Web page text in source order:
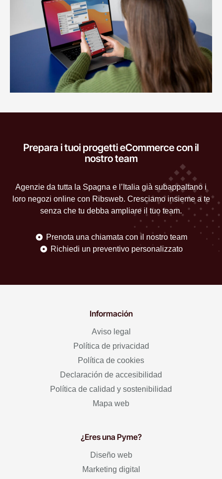
Prepara i tuoi progetti eCommerce con il
nostro team
Agenzie da tutta la Spagna e l’Italia già subappaltano i
loro negozi online con Ribsweb. Cresciamo insieme a te
senza che tu debba ampliare il tuo team.
Prenota una chiamata con il nostro team
Richiedi un preventivo personalizzato
¿Eres una Pyme?
Diseño web
Marketing digital
Información
Aviso legal
Política de privacidad
Política de cookies
Declaración de accesibilidad
Política de calidad y sostenibilidad
Mapa web